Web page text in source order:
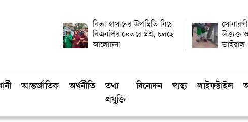
বিভা হাসানের উপস্থিতি নিয়ে
বিএনপির ভেতরে প্রশ্ন, চলছে
আলোচনা
উত্ত্যক্ত
ভাইরাল
আন্তর্জাতিক অর্থনীতি
তথ্য
প্রযুক্তি
বিনোদন স্বাস্থ্য লাইফস্টাইল